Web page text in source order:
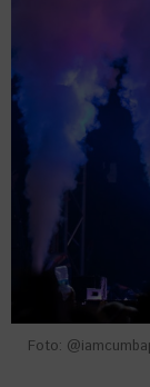
Foto: